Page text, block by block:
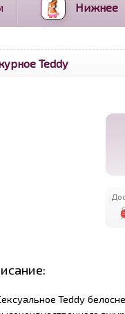
Нижнее
Teddy
Teddy